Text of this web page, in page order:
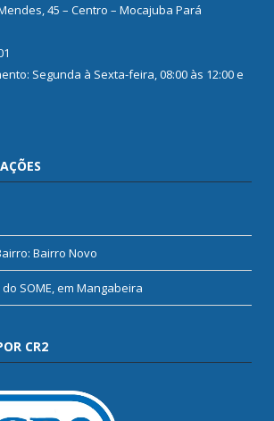
45 – Centro – Mocajuba Pará
Segunda à Sexta-feira, 08:00 às 12:00 e
Bairro Novo
SOME, em Mangabeira
CR2